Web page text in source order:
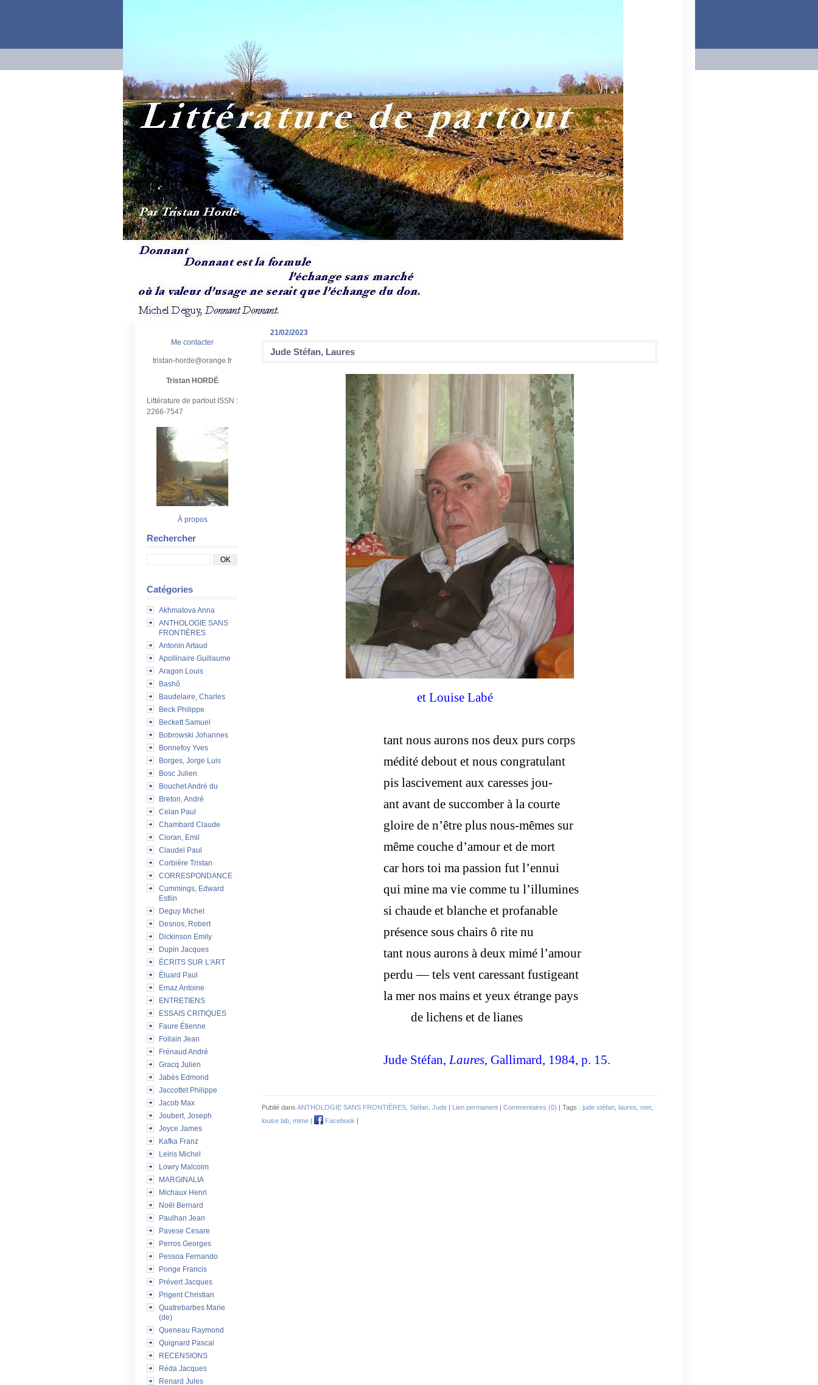
Me contacter
tristan-horde@orange.fr
Tristan HORDÉ
Littérature de partout ISSN :
2266-7547
À propos
Rechercher
Catégories
Akhmatova Anna
ANTHOLOGIE SANS
FRONTIÈRES
Antonin Artaud
Apollinaire Guillaume
Aragon Louis
Bashô
Baudelaire, Charles
Beck Philippe
Beckett Samuel
Bobrowski Johannes
Bonnefoy Yves
Borges, Jorge Luis
Bosc Julien
Bouchet André du
Breton, André
Celan Paul
Chambard Claude
Cioran, Emil
Claudel Paul
Corbière Tristan
CORRESPONDANCE
Cummings, Edward
Estlin
Deguy Michel
Desnos, Robert
Dickinson Emily
Dupin Jacques
ÉCRITS SUR L'ART
Éluard Paul
Emaz Antoine
ENTRETIENS
ESSAIS CRITIQUES
Faure Étienne
Follain Jean
Frénaud André
Gracq Julien
Jabès Edmond
Jaccottet Philippe
Jacob Max
Joubert, Joseph
Joyce James
Kafka Franz
Leiris Michel
Lowry Malcolm
MARGINALIA
Michaux Henri
Noël Bernard
Paulhan Jean
Pavese Cesare
Perros Georges
Pessoa Fernando
Ponge Francis
Prévert Jacques
Prigent Christian
Quatrebarbes Marie
(de)
Queneau Raymond
Quignard Pascal
RECENSIONS
Réda Jacques
Renard Jules
21/02/2023
Jude Stéfan, Laures
et Louise Labé
tant nous aurons nos deux purs corps
médité debout et nous congratulant
pis lascivement aux caresses jou-
ant avant de succomber à la courte
gloire de n’être plus nous-mêmes sur
même couche d’amour et de mort
car hors toi ma passion fut l’ennui
qui mine ma vie comme tu l’illumines
si chaude et blanche et profanable
présence sous chairs ô rite nu
tant nous aurons à deux mimé l’amour
perdu — tels vent caressant fustigeant
la mer nos mains et yeux étrange pays
de lichens et de lianes
Jude Stéfan, Laures, Gallimard, 1984, p. 15.
Publié dans ANTHOLOGIE SANS FRONTIÈRES Stéfan, Jude | Lien permanent | Commentaires (0) | Tags : jude stéfan laures mer,
louise lab mime | Facebook |